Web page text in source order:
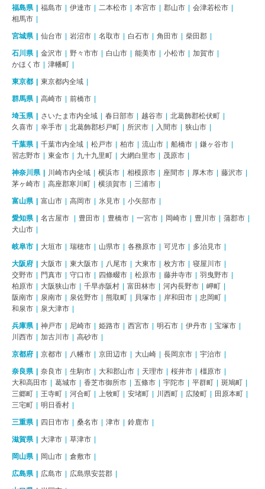
福島県 福島市 伊達市 二本松市 本宮市 郡山市
会津若松市
相馬市
宮城県 仙台市 岩沼市 名取市 白石市 角田市 柴田郡
石川県 金沢市 野々市市 白山市 能美市 小松市
加賀市
かほく市
津幡町
東京都 東京都内全域
群馬県 高崎市 前橋市
埼玉県 さいたま市内全域 春日部市 越谷市
北葛飾郡松伏町
久喜市
幸手市 北葛飾郡杉戸町 所沢市 入間市 狭山市
千葉県 千葉市内全域 松戸市 柏市 流山市 船橋市
鎌ヶ谷市
習志野市
東金市 九十九里町 大網白里市 茂原市
神奈川県 川崎市内全域 横浜市 相模原市 座間市 厚木市
藤沢市
茅ヶ崎市
高座郡寒川町 横須賀市 三浦市
富山県 富山市 高岡市 氷見市 小矢部市
愛知県 名古屋市 豊田市 豊橋市 一宮市 岡崎市 豊川市
蒲郡市
犬山市
岐阜市 大垣市 瑞穂市 山県市 各務原市 可児市 多治見市
大阪府 大阪市 東大阪市 八尾市 大東市 枚方市
寝屋川市
交野市
門真市 守口市 四條畷市 松原市 藤井寺市
羽曳野市
柏原市
大阪狭山市 千早赤阪村 富田林市 河内長野市
岬町
阪南市
泉南市 泉佐野市 熊取町 貝塚市 岸和田市
忠岡町
和泉市
泉大津市
兵庫県 神戸市 尼崎市 姫路市 西宮市 明石市 伊丹市
宝塚市
川西市
加古川市 高砂市
京都府 京都市 八幡市 京田辺市 大山崎 長岡京市 宇治市
奈良県 奈良市 生駒市 大和郡山市 天理市 桜井市
橿原市
大和高田市
葛城市 香芝市御所市 五條市 宇陀市 平群町
斑鳩町
三郷町
王寺町 河合町 上牧町 安堵町 川西町 広陵町
田原本町
三宅町
明日香村
三重県 四日市市 桑名市 津市 鈴鹿市
滋賀県 大津市 草津市
岡山県 岡山市 倉敷市
広島県 広島市 広島県安芸郡